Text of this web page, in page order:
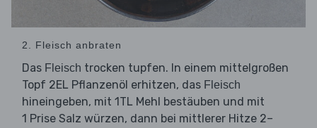
2. Fleisch anbraten
Das Fleisch trocken tupfen. In einem mittelgroßen
Topf 2EL Pflanzenöl erhitzen, das Fleisch
hineingeben, mit 1TL Mehl bestäuben und mit
1 Prise Salz würzen, dann bei mittlerer Hitze 2–